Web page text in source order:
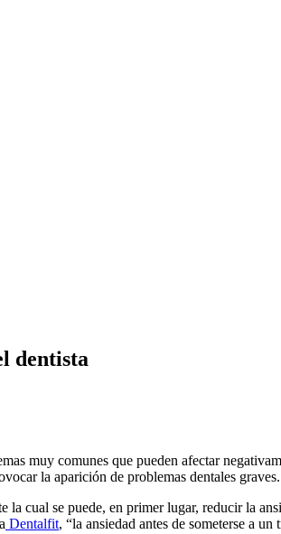
dentista
muy comunes que pueden afectar
la aparición de problemas dentales graves.
la cual se puede, en primer lugar, reducir la
Dentalfit, “la ansiedad antes de someterse a